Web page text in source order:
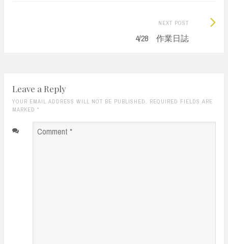
NEXT POST
4/28 作業日誌
Next
Leave a Reply
YOUR EMAIL ADDRESS WILL NOT BE PUBLISHED. REQUIRED FIELDS ARE
MARKED *
Comment